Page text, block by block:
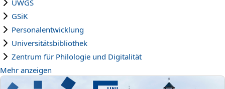
UWGS
GSiK
Personalentwicklung
Universitätsbibliothek
Zentrum für Philologie und Digitalität
Mehr anzeigen
BAKO-Sek Normierung